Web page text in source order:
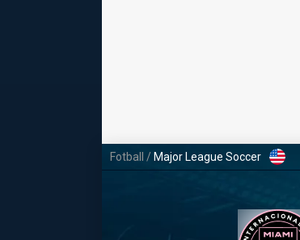
Fotball / Major League Soccer